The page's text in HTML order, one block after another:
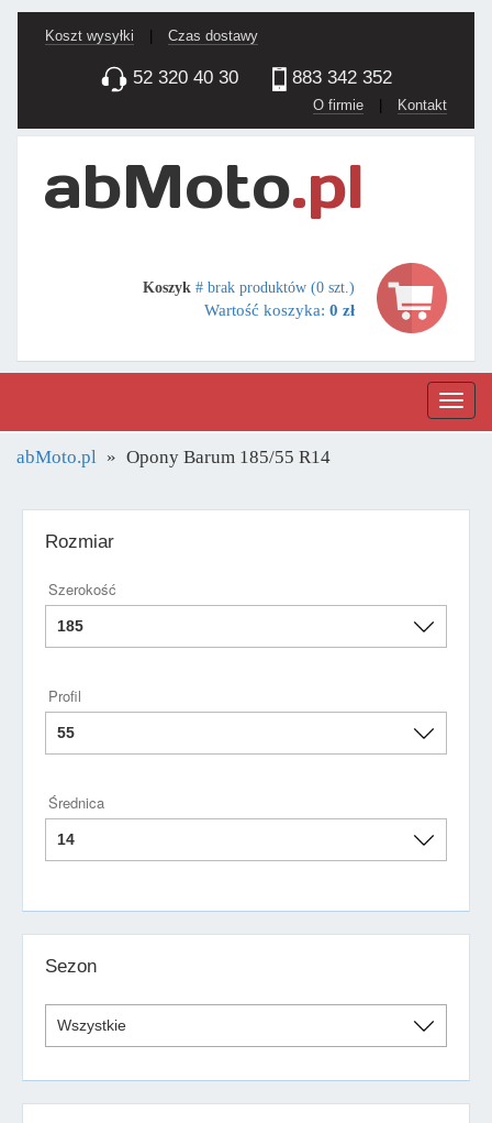
Koszt wysyłki Czas dostawy
52 320 40 30 883 342 352
O firmie | Kontakt
Koszyk # brak produktów (0 szt.)
Wartość koszyka: 0 zł
abMoto.pl Opony Barum 185/55 R14
Rozmiar
Szerokość
Profil
Średnica
Sezon